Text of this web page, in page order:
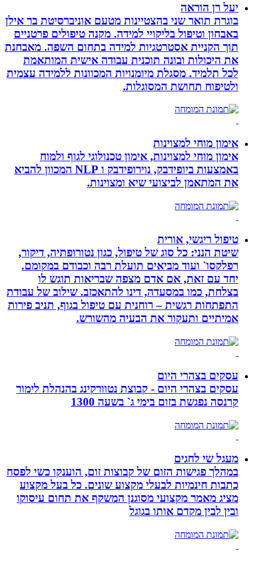
יעל רן הוראה
בוגרת תואר שני בהצטיינות מטעם אוניברסיטת בר אילן
באבחון וטיפול בליקויי למידה. מקנה טיפולים פרטניים
תוך הקניית אסטרטגיות למידה בתחום השפה. מאבחנת
את היכולות ובונה תוכנית עבודה אישית המותאמת
לכל תלמיד. מסגלת מיומנויות המכוונות ללמידה עצמית
ולטיפוח תחושת המסוגלות.
אימון מוחי למצוינות
אימון מוחי למצוינות, אימון טכנולוגי לגוף ולמוח
באמצעות ביופידבק, נוירופידבק ו NLP המכוון להביא
את המתאמן לביצועי שיא ומצוינות.
טיפול ריגשי, אורית
שיטת הנני: כל סוג של טיפול, כגון נטורופתיה, דיקור,
רפלקסו` ועוד מביאים תועלת רבה וכבודם במקומם.
יחד עם זאת, אם אדם מצפה שבריאות תוגש לו
בצלחת, כמו במסעדה, דינו להתאכזב. שילוב של עבודת
התפתחות רגשית – רוחנית עם טיפול בגוף, תניב פירות
אמיתיים ותעקור את הבעיה מהשורש.
עסקים בצהרי היום
עסקים בצהרי היום - קבוצת נטוורקינג בהנהלת לימור
קרנסה נפגשת בזום בימי ג` בשעה 1300
מעגל שי לחגים
במהלך פגישות הזום של קבוצות זום, הוענקו כשי לפסח
כתבות חינמיות לבעלי מקצוע שונים. כל בעל מקצוע
מציג מאמר מקצועי מסוגנן המשקף את תחום עיסוקו
ובין לבין מקדם אותו בגוגל